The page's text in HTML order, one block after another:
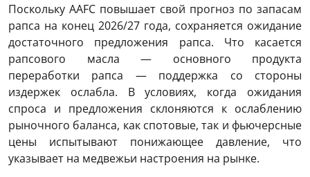
Поскольку AAFC повышает свой прогноз по запасам
рапса на конец 2026/27 года, сохраняется ожидание
достаточного предложения рапса. Что касается
рапсового масла — основного продукта
переработки рапса — поддержка со стороны
издержек ослабла. В условиях, когда ожидания
спроса и предложения склоняются к ослаблению
рыночного баланса, как спотовые, так и фьючерсные
цены испытывают понижающее давление, что
указывает на медвежьи настроения на рынке.